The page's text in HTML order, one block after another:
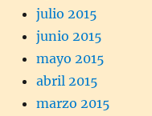
julio 2015
junio 2015
mayo 2015
abril 2015
marzo 2015